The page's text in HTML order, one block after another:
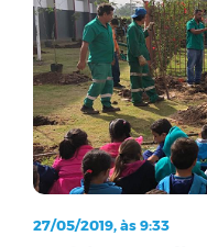
27/05/2019, às 9:33